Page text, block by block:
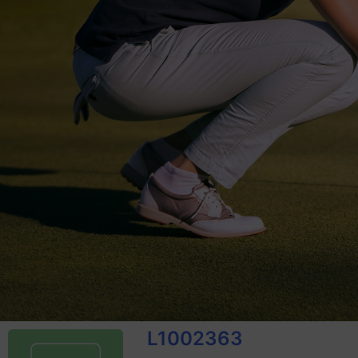
L1002363